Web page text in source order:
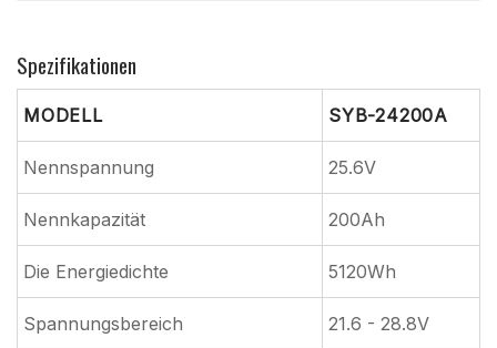
Spezifikationen
MODELL SYB-24200A
Nennspannung 25.6V
Nennkapazität 200Ah
Die Energiedichte 5120Wh
Spannungsbereich 21.6 - 28.8V